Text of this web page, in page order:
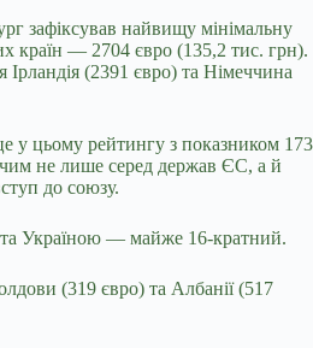
зафіксував найвищу мінімальну
країн — 2704 євро (135,2 тис. грн).
(2391 євро) та Німеччина
у цьому рейтингу з показником 173
не лише серед держав ЄС, а й
до союзу.
Україною — майже 16-кратний.
(319 євро) та Албанії (517